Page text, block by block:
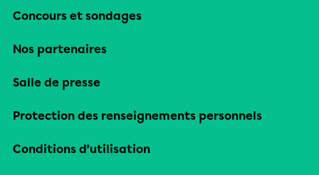
Concours et sondages
Nos partenaires
Salle de presse
Protection des renseignements personnels
Conditions d’utilisation